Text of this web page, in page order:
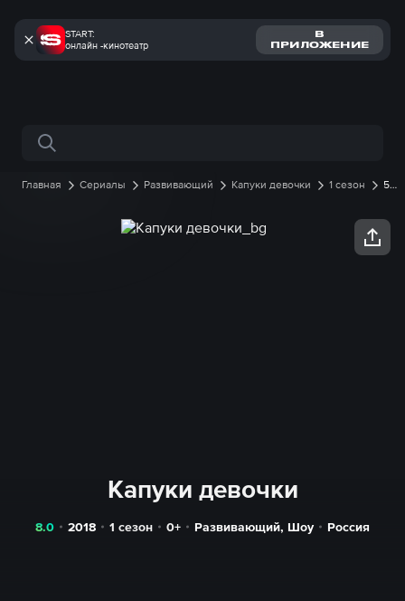
START:
онлайн -кинотеатр
В
ПРИЛОЖЕНИЕ
Поиск по сайту
Главная Сериалы Развивающий Капуки девочки 1 сезон
51
Капуки девочки
8.0 2018 1 сезон 0+ Развивающий, Шоу Россия